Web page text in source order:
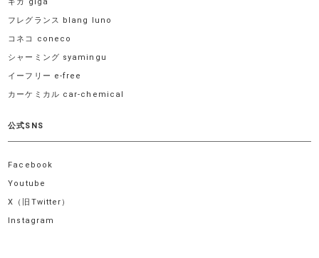
フレグランス blang luno
コネコ coneco
シャーミング syamingu
イーフリー e-free
カーケミカル car-chemical
公式SNS
Facebook
Youtube
X（旧Twitter）
Instagram